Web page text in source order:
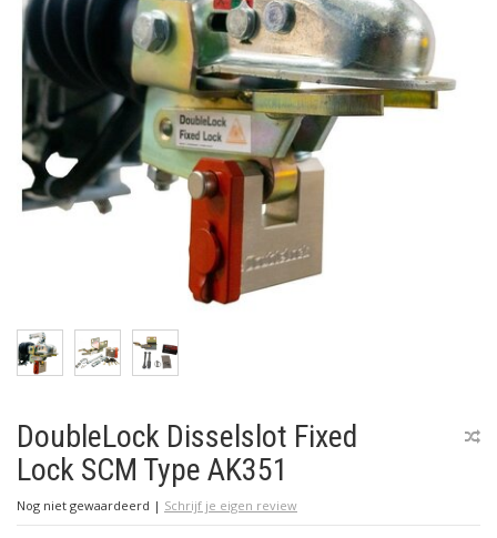
DoubleLock Disselslot Fixed
Lock SCM Type AK351
Nog niet gewaardeerd | Schrijf je eigen review